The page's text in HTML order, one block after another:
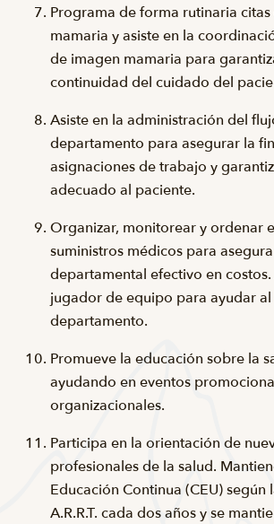
Programa de forma rutinaria
mamaria y asiste en la
de imagen mamaria para
continuidad del cuidado del
Asiste en la administración del
departamento para asegurar la
asignaciones de trabajo y
adecuado al paciente.
Organizar, monitorear y ordenar
suministros médicos para
departamental efectivo en
jugador de equipo para ayudar
departamento.
Promueve la educación sobre la
ayudando en eventos
organizacionales.
Participa en la orientación de
profesionales de la salud.
Educación Continua (CEU) según
A.R.R.T. cada dos años y se